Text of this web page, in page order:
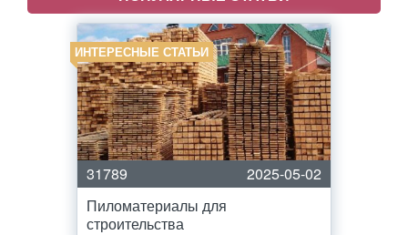
ИНТЕРЕСНЫЕ СТАТЬИ
31789
2025-05-02
Пиломатериалы для
строительства